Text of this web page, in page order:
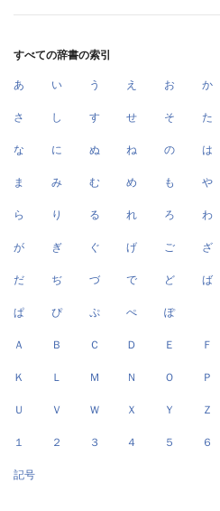
すべての辞書の索引
あ い う え お か
さ し す せ そ た
な に ぬ ね の は
ま み む め も や
ら り る れ ろ わ
が ぎ ぐ げ ご ざ
だ ぢ づ で ど ば
ぱ ぴ ぷ ぺ ぽ
Ａ Ｂ Ｃ Ｄ Ｅ Ｆ
Ｋ Ｌ Ｍ Ｎ Ｏ Ｐ
Ｕ Ｖ Ｗ Ｘ Ｙ Ｚ
１ ２ ３ ４ ５ ６
記号